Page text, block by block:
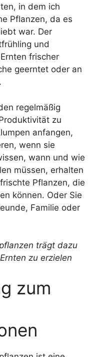
in dem ich
Pflanzen, da es
war. Der
und
frischer
geerntet oder an
regelmäßig
zu
anfangen,
wenn sie
wann und wie
müssen, erhalten
Pflanzen, die
können. Oder Sie
Familie oder
trägt dazu
zu erzielen
zum